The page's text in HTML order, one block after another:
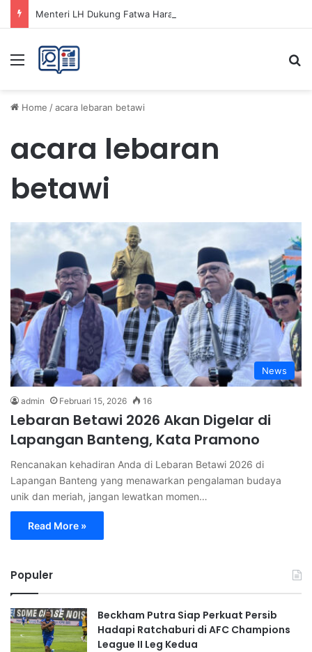
Menu
Home /acara lebaran betawi
acara lebaran
betawi
News
admin Februari 15, 2026 16
Lebaran Betawi 2026 Akan Digelar di
Lapangan Banteng, Kata Pramono
Rencanakan kehadiran Anda di Lebaran Betawi 2026 di
Lapangan Banteng yang menawarkan pengalaman budaya
unik dan meriah, jangan lewatkan momen…
Read More »
Populer
Beckham Putra Siap Perkuat Persib
Hadapi Ratchaburi di AFC Champions
League II Leg Kedua